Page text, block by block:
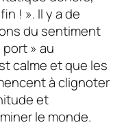
! ». Il y a de
du sentiment
» au
calme et que les
à clignoter
et
le monde.